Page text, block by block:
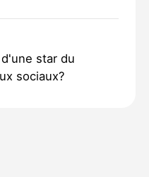
star du
sociaux?